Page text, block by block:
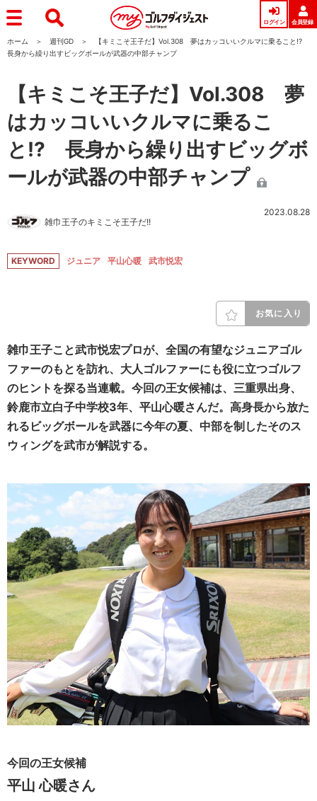
ログイン 会員登録
ホーム 週刊GD
【キミこそ王子だ】Vol.308 夢はカッコいいクルマに乗ること!?
長身から繰り出すビッグボールが武器の中部チャンプ
【キミこそ王子だ】Vol.308 夢
はカッコいいクルマに乗るこ
と!? 長身から繰り出すビッグボ
ールが武器の中部チャンプ
雑巾王子のキミこそ王子だ!!
2023.08.28
KEYWORD ジュニア 平山心暖 武市悦宏
お気に入り
雑巾王子こと武市悦宏プロが、全国の有望なジュニアゴル
ファーのもとを訪れ、大人ゴルファーにも役に立つゴルフ
のヒントを探る当連載。今回の王女候補は、三重県出身、
鈴鹿市立白子中学校3年、平山心暖さんだ。高身長から放た
れるビッグボールを武器に今年の夏、中部を制したそのス
ウィングを武市が解説する。
今回の王女候補
平山 心暖さん